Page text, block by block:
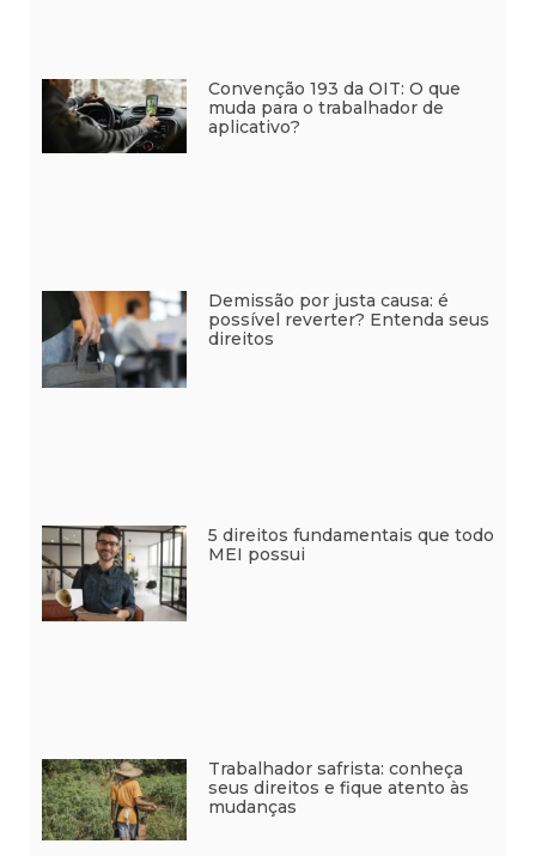
Convenção 193 da OIT: O que
muda para o trabalhador de
aplicativo?
Demissão por justa causa: é
possível reverter? Entenda seus
direitos
5 direitos fundamentais que todo
MEI possui
Trabalhador safrista: conheça
seus direitos e fique atento às
mudanças